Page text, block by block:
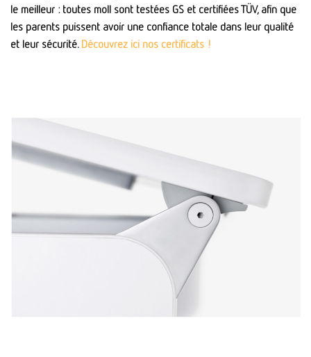
le meilleur : toutes moll sont testées GS et certifiées TÜV, afin que
les parents puissent avoir une confiance totale dans leur qualité
et leur sécurité. Découvrez ici nos certificats !